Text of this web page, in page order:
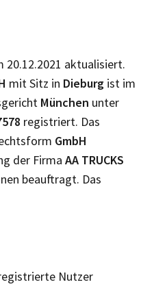
20.12.2021 aktualisiert.
mit Sitz in Dieburg ist im
München unter
registriert. Das
GmbH
der Firma AA TRUCKS
beauftragt. Das
Nutzer